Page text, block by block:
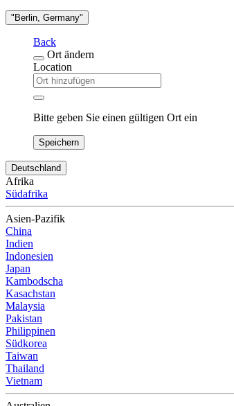
"Berlin, Germany"
Back
Ort ändern
Location
Bitte geben Sie einen gültigen Ort ein
Speichern
Deutschland
Afrika
Südafrika
Asien-Pazifik
China
Indien
Indonesien
Japan
Kambodscha
Kasachstan
Malaysia
Pakistan
Philippinen
Südkorea
Taiwan
Thailand
Vietnam